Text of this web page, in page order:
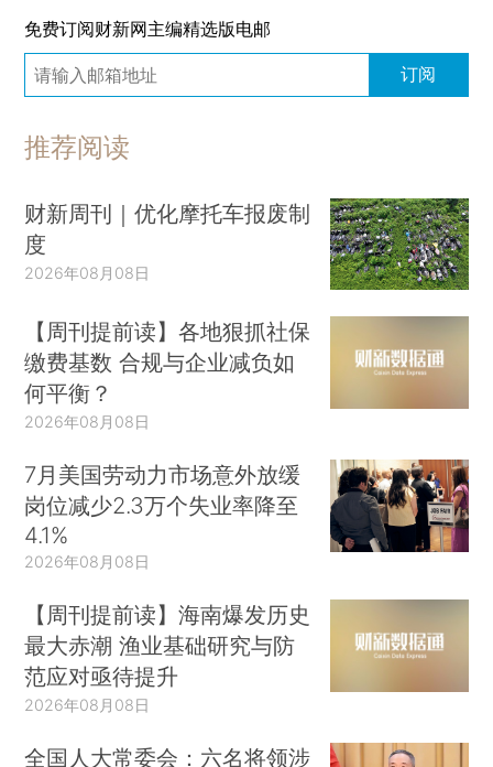
免费订阅财新网主编精选版电邮
订阅
推荐阅读
财新周刊｜优化摩托车报废制
度
2026年08月08日
【周刊提前读】各地狠抓社保
缴费基数 合规与企业减负如
何平衡？
2026年08月08日
7月美国劳动力市场意外放缓
岗位减少2.3万个失业率降至
4.1%
2026年08月08日
【周刊提前读】海南爆发历史
最大赤潮 渔业基础研究与防
范应对亟待提升
2026年08月08日
全国人大常委会：六名将领涉